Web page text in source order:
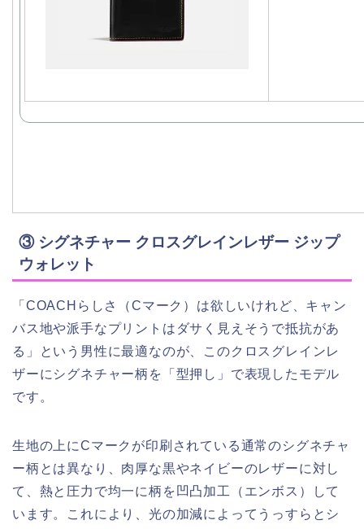
③ シグネチャー クロスグレインレザー ジップ
ウォレット
「COACHらしさ（Cマーク）は欲しいけれど、キャン
バス地や派手なプリントはダサく見えそうで抵抗があ
る」という男性に最適なのが、このクロスグレインレ
ザーにシグネチャー柄を「型押し」で表現したモデル
です。
生地の上にCマークが印刷されている通常のシグネチャ
ー柄とは異なり、肉厚な黒やネイビーのレザーに対し
て、熱と圧力で均一に柄を凹凸加工（エンボス）して
います。これにより、光の加減によってうっすらとシ